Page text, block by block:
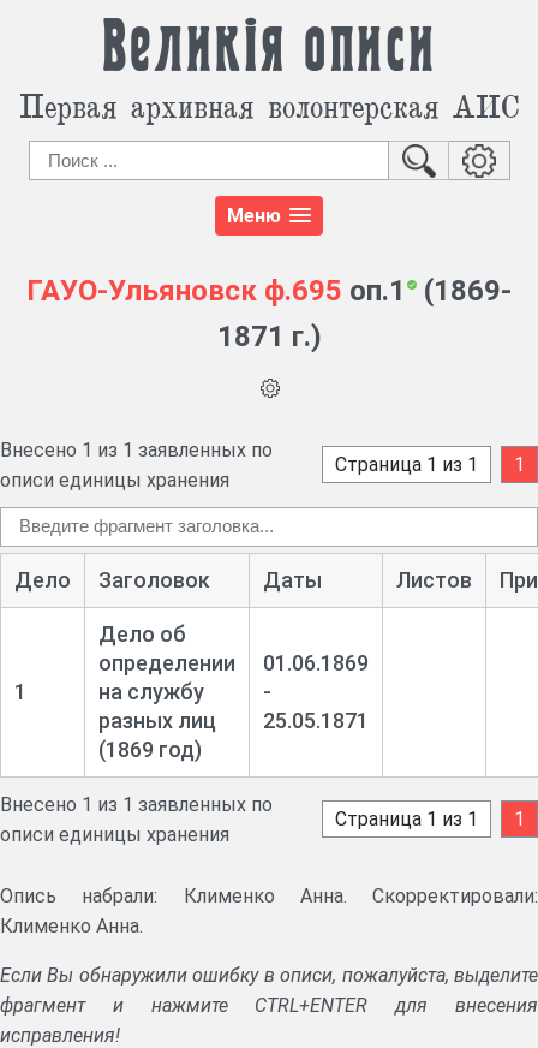
Великія описи
Первая архивная волонтерская АИС
Меню
ГАУО-Ульяновск ф.695 оп.1
(1869-
1871 г.)
Внесено 1 из 1 заявленных по
описи единицы хранения
Страница 1 из 1 1
Дело Заголовок Даты Листов
1
Дело об
определении
на службу
разных лиц
(1869 год)
01.06.1869
-
25.05.1871
Внесено 1 из 1 заявленных по
описи единицы хранения
Страница 1 из 1 1
Опись набрали: Клименко Анна. Скорректировали:
Клименко Анна.
Если Вы обнаружили ошибку в описи, пожалуйста, выделите
фрагмент и нажмите CTRL+ENTER для внесения
исправления!